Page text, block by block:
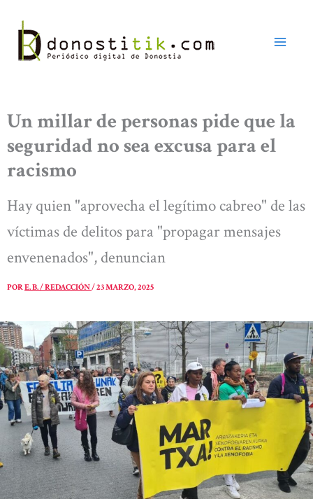
contenido
Un millar de personas pide que la
seguridad no sea excusa para el
racismo
Hay quien "aprovecha el legítimo cabreo" de las
víctimas de delitos para "propagar mensajes
envenenados", denuncian
PORE. B. / REDACCIÓN/23 MARZO, 2025